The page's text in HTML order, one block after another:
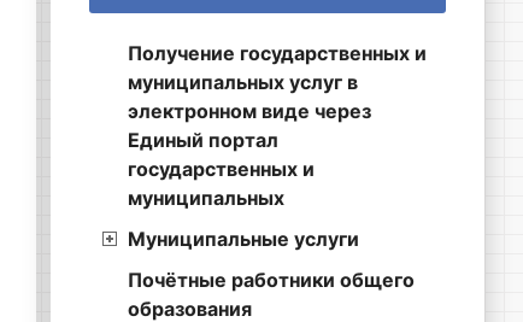
Получение государственных и
муниципальных услуг в
электронном виде через
Единый портал
государственных и
муниципальных
Муниципальные услуги
Почётные работники общего
образования